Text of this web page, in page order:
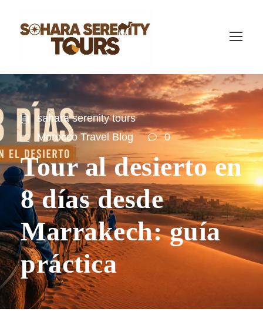
sahara serenity tours
Morocco Travel Blog
0
Tour al desierto en
8 días desde
Marrakech: guía
práctica